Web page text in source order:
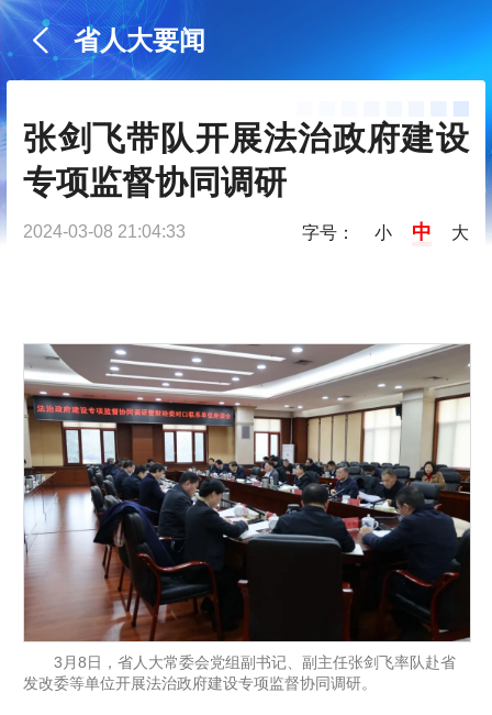
省人大要闻
张剑飞带队开展法治政府建设
专项监督协同调研
2024-03-08 21:04:33 字号： 小 中 大
3月8日，省人大常委会党组副书记、副主任张剑飞率队赴省
发改委等单位开展法治政府建设专项监督协同调研。